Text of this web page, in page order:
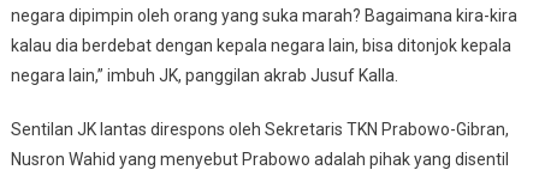
3
Bulan
Bahkan
Hari,
negara dipimpin oleh orang yang suka marah? Bagaimana kira-kira
kalau dia berdebat dengan kepala negara lain, bisa ditonjok kepala
negara lain,” imbuh JK, panggilan akrab Jusuf Kalla.
Sentilan JK lantas direspons oleh Sekretaris TKN Prabowo-Gibran,
Nusron Wahid yang menyebut Prabowo adalah pihak yang disentil